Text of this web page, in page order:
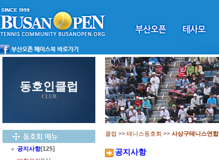
동호인클럽
CLUB
공지사항[125]
클럽 >> 테니스동호회 >> 사상구테니스연
공지사항